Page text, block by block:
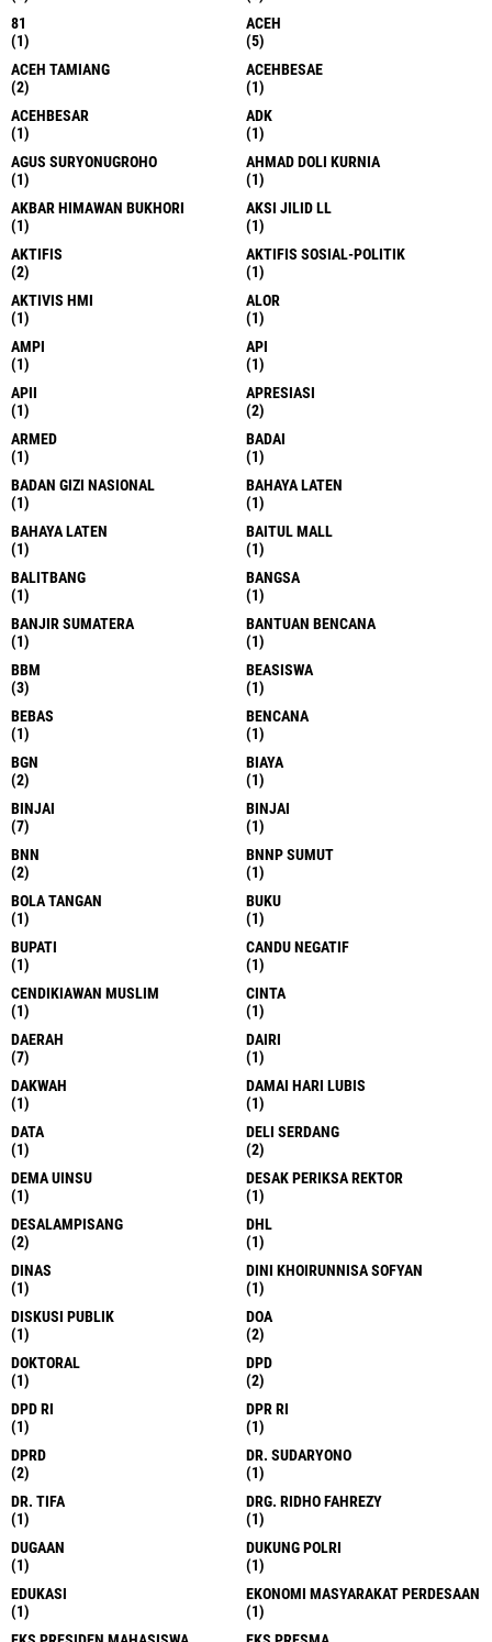
81
(1)
ACEH
(5)
ACEH TAMIANG
(2)
ACEHBESAE
(1)
ACEHBESAR
(1)
ADK
(1)
AGUS SURYONUGROHO
(1)
AHMAD DOLI KURNIA
(1)
AKBAR HIMAWAN BUKHORI
(1)
AKSI JILID LL
(1)
AKTIFIS
(2)
AKTIFIS SOSIAL-POLITIK
(1)
AKTIVIS HMI
(1)
ALOR
(1)
AMPI
(1)
API
(1)
APII
(1)
APRESIASI
(2)
ARMED
(1)
BADAI
(1)
BADAN GIZI NASIONAL
(1)
BAHAYA LATEN
(1)
BAHAYA LATEN
(1)
BAITUL MALL
(1)
BALITBANG
(1)
BANGSA
(1)
BANJIR SUMATERA
(1)
BANTUAN BENCANA
(1)
BBM
(3)
BEASISWA
(1)
BEBAS
(1)
BENCANA
(1)
BGN
(2)
BIAYA
(1)
BINJAI
(7)
BINJAI
(1)
BNN
(2)
BNNP SUMUT
(1)
BOLA TANGAN
(1)
BUKU
(1)
BUPATI
(1)
CANDU NEGATIF
(1)
CENDIKIAWAN MUSLIM
(1)
CINTA
(1)
DAERAH
(7)
DAIRI
(1)
DAKWAH
(1)
DAMAI HARI LUBIS
(1)
DATA
(1)
DELI SERDANG
(2)
DEMA UINSU
(1)
DESAK PERIKSA REKTOR
(1)
DESALAMPISANG
(2)
DHL
(1)
DINAS
(1)
DINI KHOIRUNNISA SOFYAN
(1)
DISKUSI PUBLIK
(1)
DOA
(2)
DOKTORAL
(1)
DPD
(2)
DPD RI
(1)
DPR RI
(1)
DPRD
(2)
DR. SUDARYONO
(1)
DR. TIFA
(1)
DRG. RIDHO FAHREZY
(1)
DUGAAN
(1)
DUKUNG POLRI
(1)
EDUKASI
(1)
EKONOMI MASYARAKAT PERDESAAN
(1)